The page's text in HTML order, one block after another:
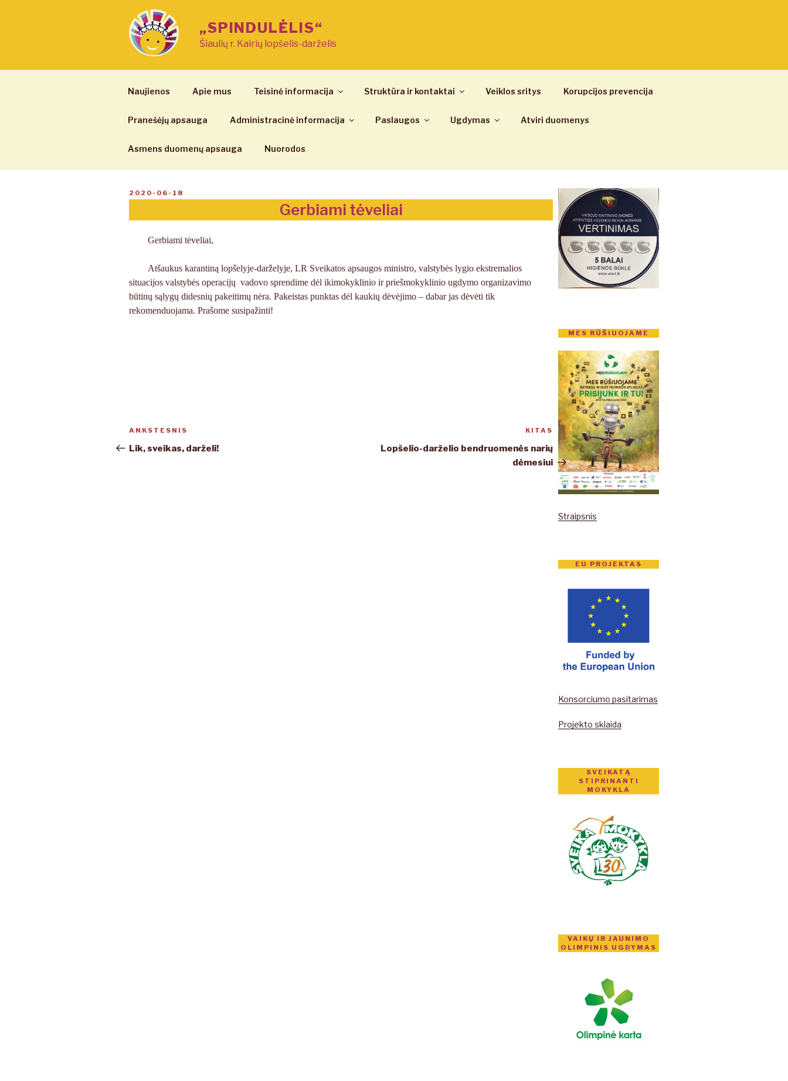
„SPINDULĖLIS“
Šiaulių r. Kairių lopšelis-darželis
Naujienos Apie mus Teisinė informacija Struktūra ir kontaktai Veiklos sritys Korupcijos prevencija
Pranešėjų apsauga Administracinė informacija Paslaugos Ugdymas Atviri duomenys
Asmens duomenų apsauga Nuorodos
PASKELBTA
2020-06-18
Gerbiami tėveliai
Gerbiami tėveliai,
Atšaukus karantiną lopšelyje-darželyje, LR Sveikatos apsaugos ministro, valstybės lygio ekstremalios
situacijos valstybės operacijų vadovo sprendime dėl ikimokyklinio ir priešmokyklinio ugdymo organizavimo
būtinų sąlygų didesnių pakeitimų nėra. Pakeistas punktas dėl kaukių dėvėjimo – dabar jas dėvėti tik
rekomenduojama. Prašome susipažinti!
Navigacija
tarp
Ankstesnis
įrašas
ANKSTESNIS
Lik, sveikas, darželi!
Kitas
įrašas
KITAS
Lopšelio-darželio bendruomenės narių
dėmesiui
MES RŪŠIUOJAME
Straipsnis
EU PROJEKTAS
Konsorciumo pasitarimas
Projekto sklaida
SVEIKATĄ
STIPRINANTI
MOKYKLA
VAIKŲ IR JAUNIMO
OLIMPINIS UGDYMAS